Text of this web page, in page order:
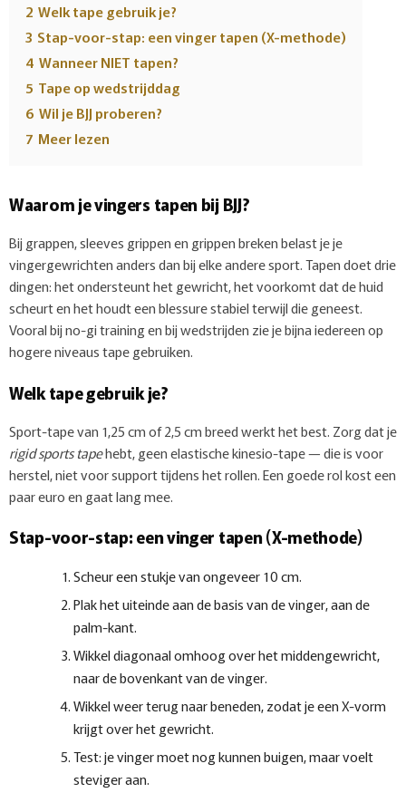
2 Welk tape gebruik je?
3 Stap-voor-stap: een vinger tapen (X-methode)
4 Wanneer NIET tapen?
5 Tape op wedstrijddag
6 Wil je BJJ proberen?
7 Meer lezen
Waarom je vingers tapen bij BJJ?
Bij grappen, sleeves grippen en grippen breken belast je je
vingergewrichten anders dan bij elke andere sport. Tapen doet drie
dingen: het ondersteunt het gewricht, het voorkomt dat de huid
scheurt en het houdt een blessure stabiel terwijl die geneest.
Vooral bij no-gi training en bij wedstrijden zie je bijna iedereen op
hogere niveaus tape gebruiken.
Welk tape gebruik je?
Sport-tape van 1,25 cm of 2,5 cm breed werkt het best. Zorg dat je
rigid sports tapehebt, geen elastische kinesio-tape — die is voor
herstel, niet voor support tijdens het rollen. Een goede rol kost een
paar euro en gaat lang mee.
Stap-voor-stap: een vinger tapen (X-methode)
Scheur een stukje van ongeveer 10 cm.
Plak het uiteinde aan de basis van de vinger, aan de
palm-kant.
Wikkel diagonaal omhoog over het middengewricht,
naar de bovenkant van de vinger.
Wikkel weer terug naar beneden, zodat je een X-vorm
krijgt over het gewricht.
Test: je vinger moet nog kunnen buigen, maar voelt
steviger aan.